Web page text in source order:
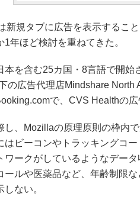
規タブに広告を表示するこ
1年ほど検討を重ねてきた。
を含む25カ国・8言語で開始
の広告代理店Mindshare
で、CVS Healthの広
、Mozillaの原理原則の枠内
はビーコンやトラッキングコ
ワークがしているようなデー
ールや医薬品など、年齢制限
しない。